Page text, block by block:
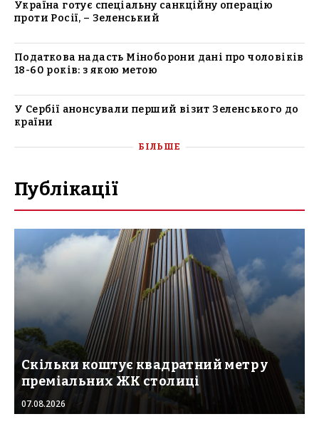
Україна готує спеціальну санкційну операцію
проти Росії, – Зеленський
Податкова надасть Міноборони дані про чоловіків
18-60 років: з якою метою
У Сербії анонсували перший візит Зеленського до
країни
БІЛЬШЕ
Публікації
Скільки коштує квадратний метр у
преміальних ЖК столиці
07.08.2026